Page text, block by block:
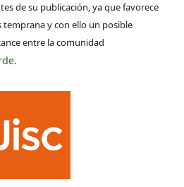
de su publicación, ya que favorece
y con ello un posible
entre la comunidad
.